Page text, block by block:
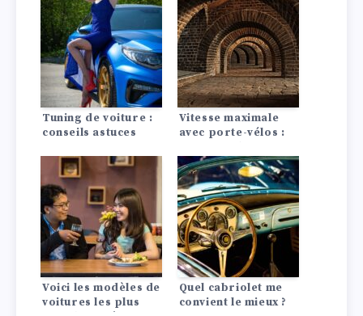
Tuning de voiture :
conseils astuces
Vitesse maximale
avec porte-vélos :
!
Voici les modèles de
voitures les plus
Quel cabriolet me
convient le mieux ?